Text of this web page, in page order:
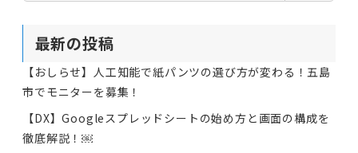
最新の投稿
【おしらせ】人工知能で紙パンツの選び方が変わる！五島
市でモニターを募集！
【DX】Googleスプレッドシートの始め方と画面の構成を
徹底解説！￼